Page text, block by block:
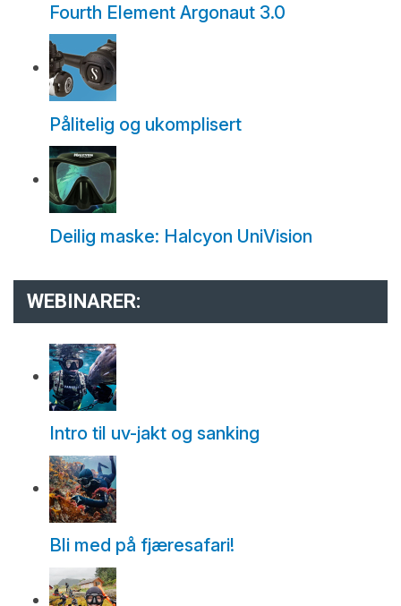
Fourth Element Argonaut 3.0
Pålitelig og ukomplisert
Deilig maske: Halcyon UniVision
WEBINARER:
Intro til uv-jakt og sanking
Bli med på fjæresafari!